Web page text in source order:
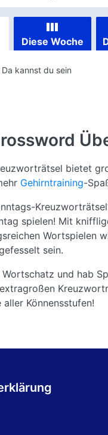
Diese Woche
Da kannst du sein
bietet
Gehirntraining-
spielen! Mit
Wortspielen
sein.
und hab
Könnensstufen!